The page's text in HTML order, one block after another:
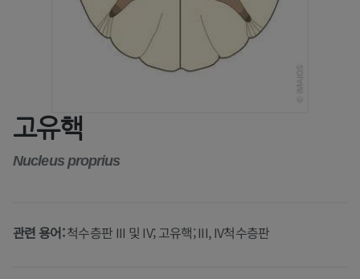
고유핵
Nucleus proprius
관련 용어:척수층판 III 및 IV; 고유핵; III, IV척수층판